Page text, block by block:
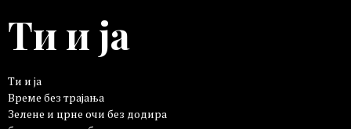
Ти и ја
Ти и ја
Време без трајања
Зелене и црне очи без додира